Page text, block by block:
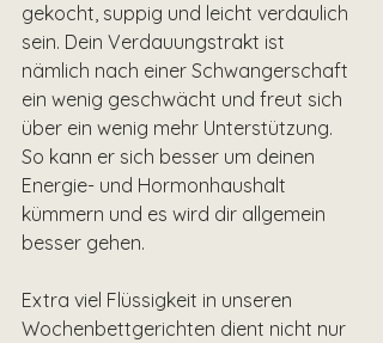
gekocht, suppig und leicht verdaulich
sein. Dein Verdauungstrakt ist
nämlich nach einer Schwangerschaft
ein wenig geschwächt und freut sich
über ein wenig mehr Unterstützung.
So kann er sich besser um deinen
Energie- und Hormonhaushalt
kümmern und es wird dir allgemein
besser gehen.
Extra viel Flüssigkeit in unseren
Wochenbettgerichten dient nicht nur